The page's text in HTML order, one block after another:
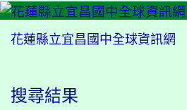
花蓮縣立宜昌國中全球資訊網
搜尋結果